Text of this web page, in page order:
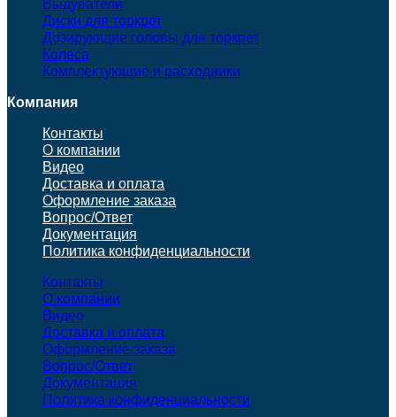
Выдуватели
Диски для торкрет
Дозирующие головы для торкрет
Колеса
Комплектующие и расходники
Компания
Контакты
О компании
Видео
Доставка и оплата
Оформление заказа
Вопрос/Ответ
Документация
Политика конфиденциальности
Контакты
О компании
Видео
Доставка и оплата
Оформление заказа
Вопрос/Ответ
Документация
Политика конфиденциальности